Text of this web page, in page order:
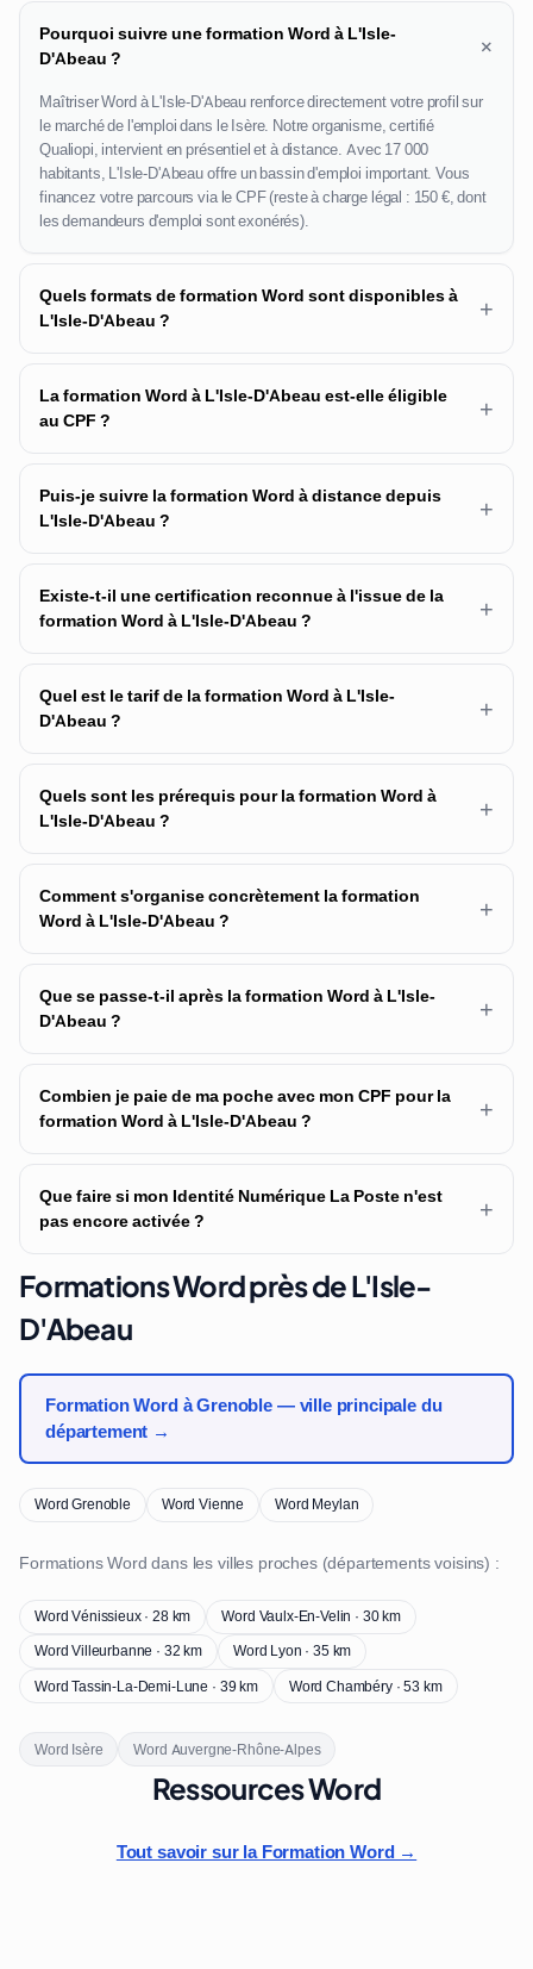
Pourquoi suivre une formation Word à L'Isle-
D'Abeau ?
+
Maîtriser Word à L'Isle-D'Abeau renforce directement votre profil sur
le marché de l'emploi dans le Isère. Notre organisme, certifié
Qualiopi, intervient en présentiel et à distance. Avec 17 000
habitants, L'Isle-D'Abeau offre un bassin d'emploi important. Vous
financez votre parcours via le CPF (reste à charge légal : 150 €, dont
les demandeurs d'emploi sont exonérés).
Quels formats de formation Word sont disponibles à
L'Isle-D'Abeau ?
+
La formation Word à L'Isle-D'Abeau est-elle éligible
au CPF ?
+
Puis-je suivre la formation Word à distance depuis
L'Isle-D'Abeau ?
+
Existe-t-il une certification reconnue à l'issue de la
formation Word à L'Isle-D'Abeau ?
+
Quel est le tarif de la formation Word à L'Isle-
D'Abeau ?
+
Quels sont les prérequis pour la formation Word à
L'Isle-D'Abeau ?
+
Comment s'organise concrètement la formation
Word à L'Isle-D'Abeau ?
+
Que se passe-t-il après la formation Word à L'Isle-
D'Abeau ?
+
Combien je paie de ma poche avec mon CPF pour la
formation Word à L'Isle-D'Abeau ?
+
Que faire si mon Identité Numérique La Poste n'est
pas encore activée ?
+
Formations Word près de L'Isle-
D'Abeau
Formation Word à Grenoble — ville principale du
département →
Word Grenoble Word Vienne Word Meylan
Formations Word dans les villes proches (départements voisins) :
Word Vénissieux · 28 km
Word Vaulx-En-Velin · 30 km
Word Villeurbanne · 32 km
Word Lyon · 35 km
Word Tassin-La-Demi-Lune · 39 km
Word Chambéry · 53 km
Word Isère Word Auvergne-Rhône-Alpes
Ressources Word
Tout savoir sur la Formation Word →